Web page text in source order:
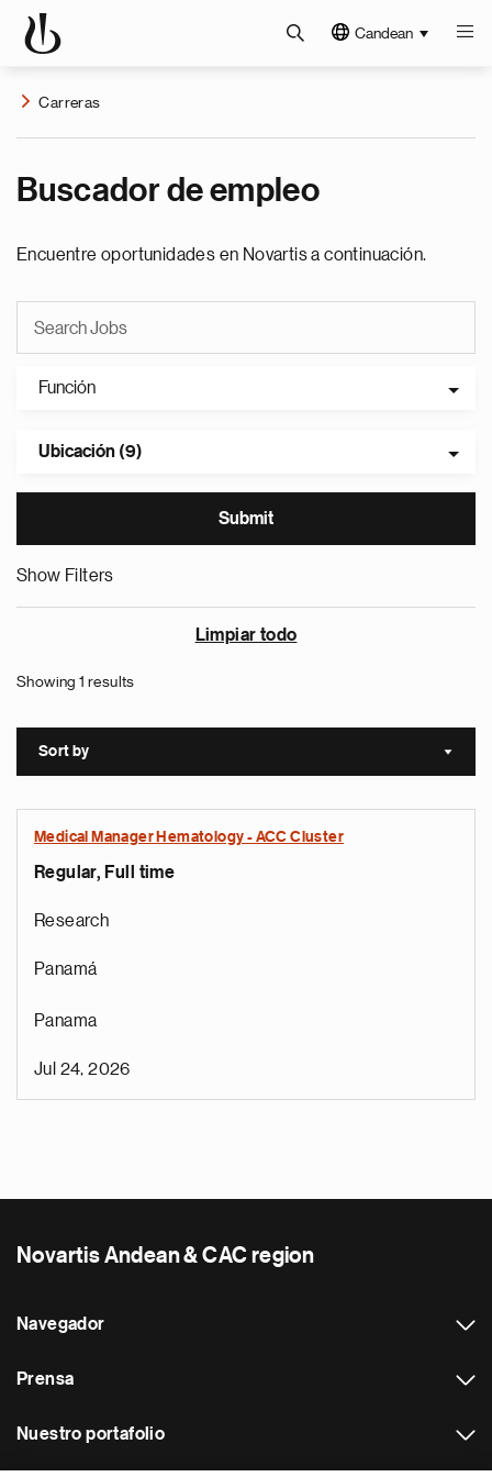
Candean
Carreras
Buscador de empleo
Encuentre oportunidades en Novartis a continuación.
Función
Ubicación (9)
Show Filters
Limpiar todo
Showing 1 results
Sort by Sort
Medical Manager Hematology - ACC Cluster
Regular, Full time
Research
Panamá
Panama
Jul 24, 2026
Novartis Andean & CAC region
Navegador
Prensa
Nuestro portafolio